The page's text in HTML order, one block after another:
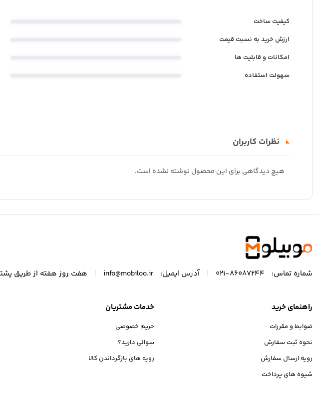
کیفیت ساخت
ارزش خرید به نسبت قیمت
امکانات و قابلیت ها
سهولت استفاده
نظرات کاربران
هیچ دیدگاهی برای این محصول نوشته نشده است.
شماره تماس: 86087244-021 آدرس ایمیل: info@mobiloo.ir هفت روز هفته از طریق
راهنمای خرید
ضوابط و مقررات
نحوه ثبت سفارش
رویه ارسال سفارش
شیوه های پرداخت
خدمات مشتریان
حریم خصوصی
سوالی دارید؟
رویه های بازگرداندن کالا